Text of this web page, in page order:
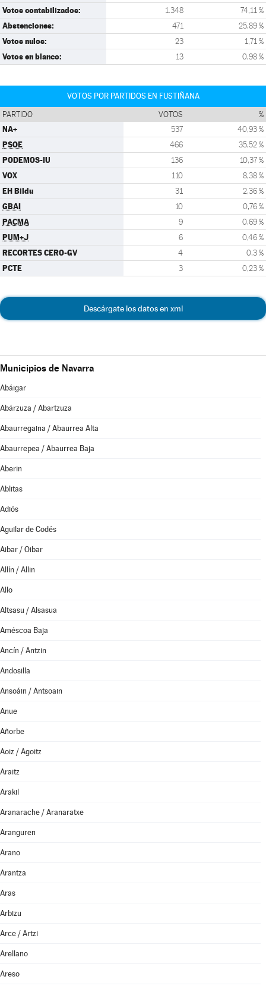
Votos contabilizados: 1.348 74,11 %
Abstenciones: 471 25,89 %
Votos nulos: 23 1,71 %
Votos en blanco: 13 0,98 %
VOTOS POR PARTIDOS EN FUSTIÑANA
PARTIDO VOTOS %
NA+ 537 40,93 %
PSOE 466 35,52 %
PODEMOS-IU 136 10,37 %
VOX 110 8,38 %
EH Bildu 31 2,36 %
GBAI 10 0,76 %
PACMA 9 0,69 %
PUM+J 6 0,46 %
RECORTES CERO-GV 4 0,3 %
PCTE 3 0,23 %
Descárgate los datos en xml
Municipios de Navarra
Abáigar
Abárzuza / Abartzuza
Abaurregaina / Abaurrea Alta
Abaurrepea / Abaurrea Baja
Aberin
Ablitas
Adiós
Aguilar de Codés
Aibar / Oibar
Allín / Allin
Allo
Altsasu / Alsasua
Améscoa Baja
Ancín / Antzin
Andosilla
Ansoáin / Antsoain
Anue
Añorbe
Aoiz / Agoitz
Araitz
Arakil
Aranarache / Aranaratxe
Aranguren
Arano
Arantza
Aras
Arbizu
Arce / Artzi
Arellano
Areso